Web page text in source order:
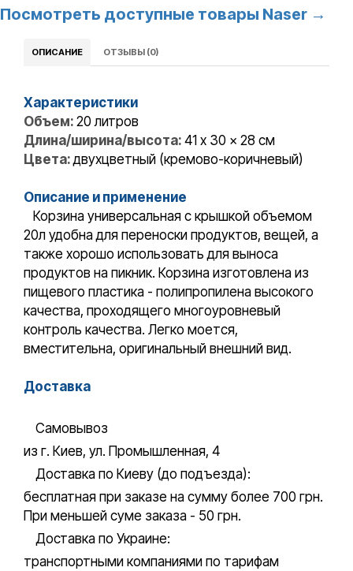
Посмотреть доступные товары Naser →
ОПИСАНИЕ ОТЗЫВЫ (0)
Характеристики
Объем: 20 литров
Длина/ширина/высота: 41 x 30 x 28 см
Цвета:двухцветный (кремово-коричневый)
Описание и применение
Корзина универсальная с крышкой объемом
20л удобна для переноски продуктов, вещей, а
также хорошо использовать для выноса
продуктов на пикник. Корзина изготовлена из
пищевого пластика - полипропилена высокого
качества, проходящего многоуровневый
контроль качества. Легко моется,
вместительна, оригинальный внешний вид.
Доставка
Самовывоз
из г. Киев, ул. Промышленная, 4
Доставка по Киеву (до подъезда):
бесплатная при заказе на сумму более 700 грн.
При меньшей суме заказа - 50 грн.
Доставка по Украине:
транспортными компаниями по тарифам